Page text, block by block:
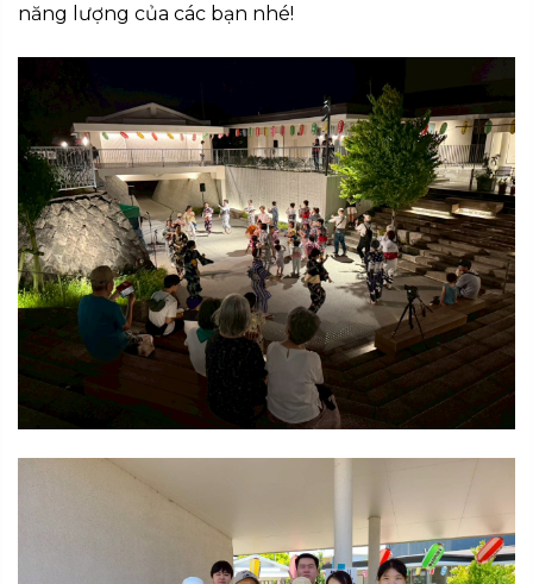
năng lượng của các bạn nhé!